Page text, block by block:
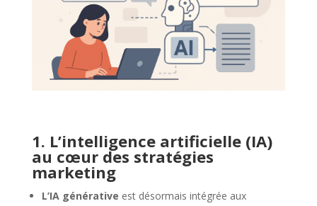
1. L’intelligence artificielle (IA)
au cœur des stratégies
marketing
L’IA générative est désormais intégrée aux